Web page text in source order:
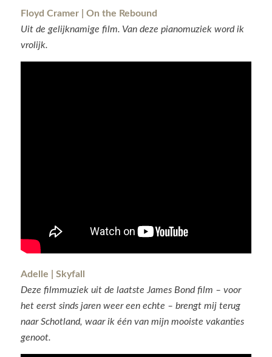
Floyd Cramer | On the Rebound
Uit de gelijknamige film. Van deze pianomuziek word ik
vrolijk.
Adelle | Skyfall
Deze filmmuziek uit de laatste James Bond film – voor
het eerst sinds jaren weer een echte – brengt mij terug
naar Schotland, waar ik één van mijn mooiste vakanties
genoot.